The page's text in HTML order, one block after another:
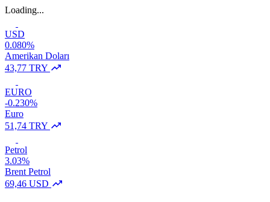
Loading...
USD
0.080%
Amerikan Doları
43,77 TRY
EURO
-0.230%
Euro
51,74 TRY
Petrol
3.03%
Brent Petrol
69,46 USD